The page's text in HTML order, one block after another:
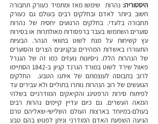
היסטוריה: נהרות שימשו מאז ומתמיד כעורק תחבורה
חשוב ביותר לאדם ובחלקים רבים בעולם גם כעורק
תחבורה בלעדי. בחלקים הרגועים יחסית של נהרות
סוערים השתמשו בעבר ברפסודות מאולתרות או בסירות
עץ קשיחות על מנת לשוט בתוואי הנהר. הבעיות
התעוררו באשדות המהירים ובקניונים הצרים והסוערים
של הנהרות הללו. ניסיונות נועזים כמו זה של הגנרל
פאוול שירד לשוט במורד הגרנד קניון ב-1842 הסתיימו
לרוב בתבוסה לעוצמתם של איתנו הטבע. החלקים
הגועשים של רוב הנהרות נותרו בתוליים ולא עבירים עד
לפיתוח סירות הרפטינג והקיאקים המודרניים בשלהי
המאה העשרים. גם כיום עדיין קיימים נהרות רבים
בעולם-במיוחד בארצות העולם השלישי-שאליהם טרם
הגיעה השפעת האדם המודרני וניתן לפגוש בהם טבע